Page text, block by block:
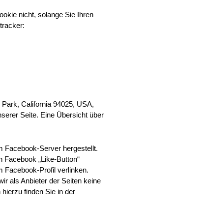
nicht, solange Sie Ihren
California 94025, USA,
Seite. Eine Übersicht über
Facebook-Server hergestellt.
„Like-Button“
Facebook-Profil verlinken.
als Anbieter der Seiten keine
finden Sie in der